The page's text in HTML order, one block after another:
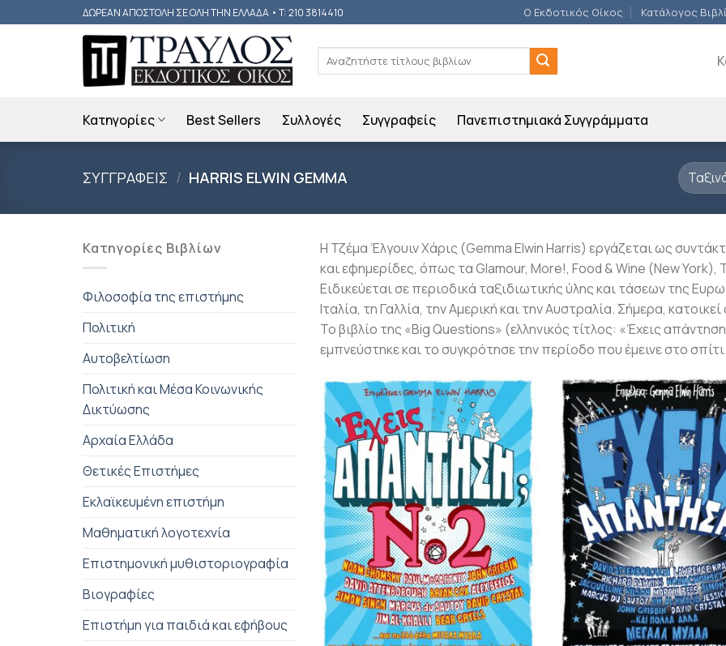
to
ΔΩΡΕΑΝ ΑΠΟΣΤΟΛΗ ΣΕ ΟΛΗ ΤΗΝ ΕΛΛΑΔΑ • T: 210 3814410 Ο Εκδοτικός Οίκος Κατάλογος
Αναζήτηση
για:
Κατηγορίες Best Sellers Συλλογές Συγγραφείς Πανεπιστημιακά Συγγράμματα
ΣΥΓΓΡΑΦΕΙΣ / HARRIS ELWIN GEMMA
Κατηγορίες Βιβλίων
Φιλοσοφία της επιστήμης
Πολιτική
Αυτοβελτίωση
Πολιτική και Μέσα Κοινωνικής
Δικτύωσης
Αρχαία Ελλάδα
Θετικές Επιστήμες
Εκλαϊκευμένη επιστήμη
Μαθηματική λογοτεχνία
Επιστημονική μυθιστοριογραφία
Βιογραφίες
Επιστήμη για παιδιά και εφήβους
Η Τζέμα Έλγουιν Χάρις (Gemma Elwin Harris) εργάζεται ως
και εφημερίδες, όπως τα Glamour, More!, Food & Wine (New York),
Ειδικεύεται σε περιοδικά ταξιδιωτικής ύλης και τάσεων της
Ιταλία, τη Γαλλία, την Αμερική και την Αυστραλία. Σήμερα,
Το βιβλίο της «Big Questions» (ελληνικός τίτλος: «Έχεις
εμπνεύστηκε και το συγκρότησε την περίοδο που έμεινε στο
Προσθήκη
βιβλίου
στη λίστα
επιθυμιών